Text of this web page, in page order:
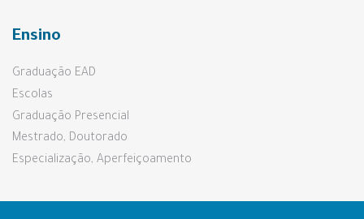
Ensino
Graduação EAD
Escolas
Graduação Presencial
Mestrado, Doutorado
Especialização, Aperfeiçoamento